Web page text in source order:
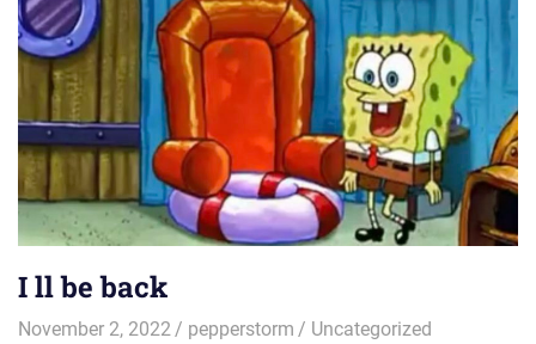
I ll be back
November 2, 2022 pepperstorm Uncategorized